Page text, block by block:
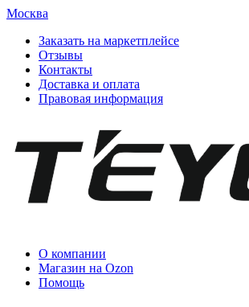
Москва
Заказать на маркетплейсе
Отзывы
Контакты
Доставка и оплата
Правовая информация
О компании
Магазин на Ozon
Помощь